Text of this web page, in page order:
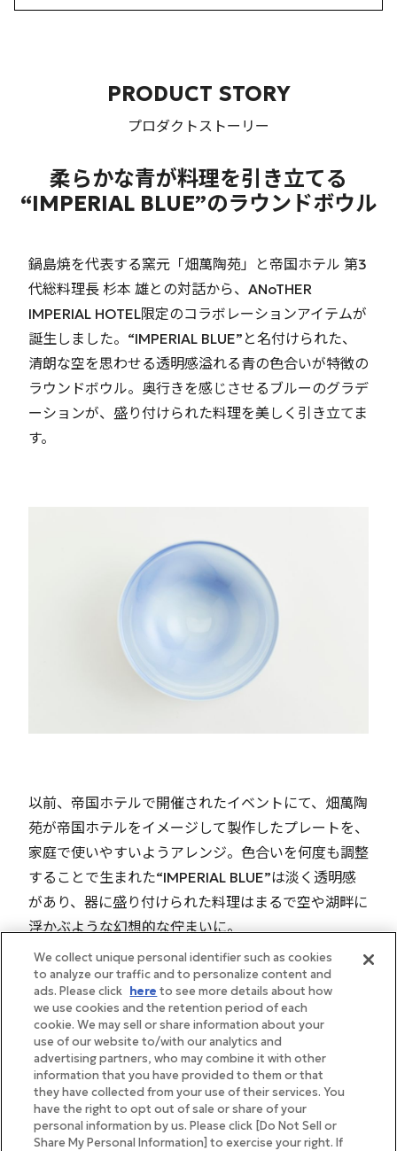
PRODUCT STORY
プロダクトストーリー
柔らかな青が料理を引き立てる
“IMPERIAL BLUE”のラウンドボウル
鍋島焼を代表する窯元「畑萬陶苑」と帝国ホテル 第3
代総料理長 杉本 雄との対話から、ANoTHER
IMPERIAL HOTEL限定のコラボレーションアイテムが
誕生しました。“IMPERIAL BLUE”と名付けられた、
清朗な空を思わせる透明感溢れる青の色合いが特徴の
ラウンドボウル。奥行きを感じさせるブルーのグラデ
ーションが、盛り付けられた料理を美しく引き立てま
す。
以前、帝国ホテルで開催されたイベントにて、畑萬陶
苑が帝国ホテルをイメージして製作したプレートを、
家庭で使いやすいようアレンジ。色合いを何度も調整
することで生まれた“IMPERIAL BLUE”は淡く透明感
があり、器に盛り付けられた料理はまるで空や湖畔に
浮かぶような幻想的な佇まいに。
We collect unique personal identifier such as cookies
to analyze our traffic and to personalize content and
ads. Please click here to see more details about how
we use cookies and the retention period of each
cookie. We may sell or share information about your
use of our website to/with our analytics and
advertising partners, who may combine it with other
information that you have provided to them or that
they have collected from your use of their services. You
have the right to opt out of sale or share of your
personal information by us. Please click [Do Not Sell or
Share My Personal Information] to exercise your right. If